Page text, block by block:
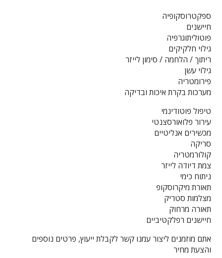
ספקטרוסקופיה
חיישנים
פוטוליתוגרפיה
גילוי חלקיקים
ריתוך / הלחמה / סימון לייזר
גילוי עשן
פירומטריה
מערכות בקרת איכות ובדיקה
טיפול פוטודינמי
עירור פלואורסצנטי
מכשירים אנליטיים
סריקה
קולורמטריה
צמת דיודה לייזר
ניתוח כימי
תאורת מיקרוסקופ
מצלמות סטריק
תאורה מרחוק
חיישנים רפלקטיביים
אתם מוזמנים ליצור עמנו קשר לקבלת ייעוץ, פרטים נוספים
והצעת מחיר